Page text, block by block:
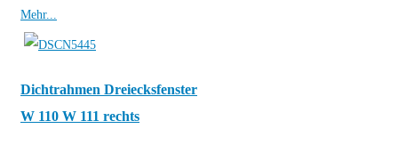
Mehr...
Dichtrahmen Dreiecksfenster
W 110 W 111 rechts